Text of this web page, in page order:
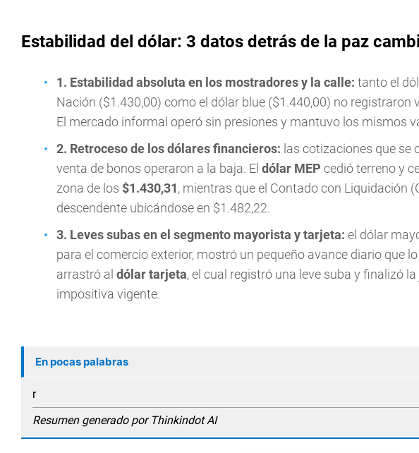
Estabilidad del dólar: 3 datos detrás de la paz
1. Estabilidad absoluta en los mostradores y la calle: tanto el
Nación ($1.430,00) como el dólar blue ($1.440,00) no registraron
El mercado informal operó sin presiones y mantuvo los mismos
2. Retroceso de los dólares financieros: las cotizaciones que se
venta de bonos operaron a la baja. El dólar MEP cedió terreno y
zona de los $1.430,31, mientras que el Contado con Liquidación
descendente ubicándose en $1.482,22.
3. Leves subas en el segmento mayorista y tarjeta: el dólar
para el comercio exterior, mostró un pequeño avance diario que
arrastró al dólar tarjeta, el cual registró una leve suba y finalizó
impositiva vigente.
En pocas palabras
r
Resumen generado por Thinkindot AI